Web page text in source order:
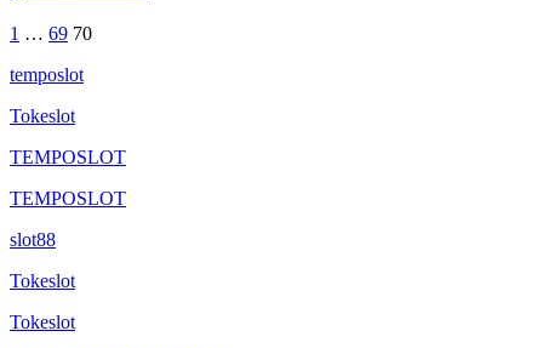
Posts
pagination
1 … 69 70
temposlot
Tokeslot
TEMPOSLOT
TEMPOSLOT
slot88
Tokeslot
Tokeslot